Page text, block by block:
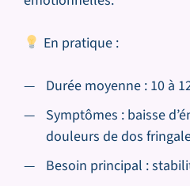
En pratique :
Durée moyenne : 10 à
Symptômes : baisse
douleurs de dos
Besoin principal :